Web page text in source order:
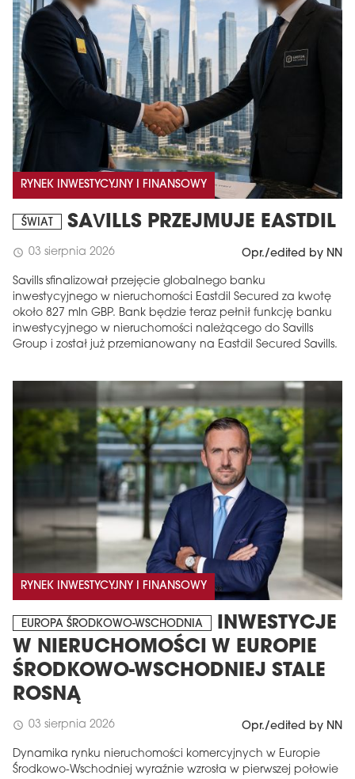
RYNEK INWESTYCYJNY I FINANSOWY
ŚWIAT SAVILLS PRZEJMUJE EASTDIL
schedule 03 sierpnia 2026 Opr./edited by NN
Savills sfinalizował przejęcie globalnego banku
inwestycyjnego w nieruchomości Eastdil Secured za kwotę
około 827 mln GBP. Bank będzie teraz pełnił funkcję banku
inwestycyjnego w nieruchomości należącego do Savills
Group i został już przemianowany na Eastdil Secured Savills.
RYNEK INWESTYCYJNY I FINANSOWY
EUROPA ŚRODKOWO-WSCHODNIA
INWESTYCJE
W NIERUCHOMOŚCI W EUROPIE
ŚRODKOWO-WSCHODNIEJ STALE
ROSNĄ
schedule 03 sierpnia 2026 Opr./edited by NN
Dynamika rynku nieruchomości komercyjnych w Europie
Środkowo-Wschodniej wyraźnie wzrosła w pierwszej połowie